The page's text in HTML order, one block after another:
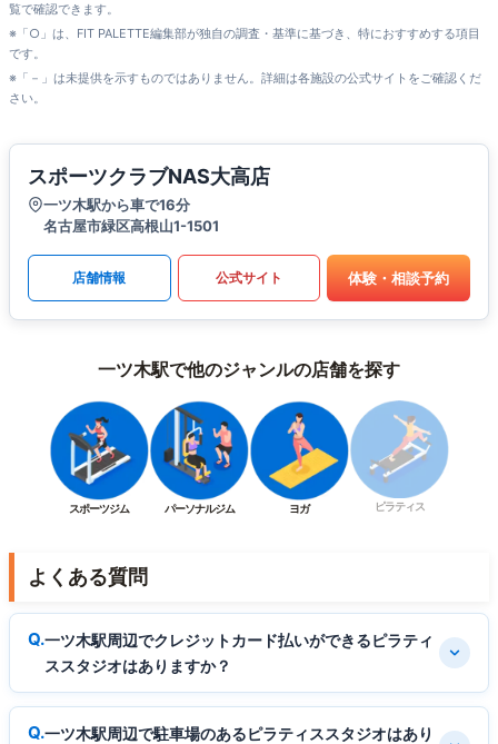
覧で確認できます。
※「○」は、FIT PALETTE編集部が独自の調査・基準に基づき、特におすすめする項目
です。
※「－」は未提供を示すものではありません。詳細は各施設の公式サイトをご確認くだ
さい。
スポーツクラブNAS大高店
一ツ木駅から車で16分
名古屋市緑区高根山1-1501
店舗情報 公式サイト 体験・相談予約
一ツ木駅で他のジャンルの店舗を探す
スポーツジム パーソナルジム ヨガ ピラティス
よくある質問
一ツ木駅周辺でクレジットカード払いができるピラティ
ススタジオはありますか？
一ツ木駅周辺で駐車場のあるピラティススタジオはあり